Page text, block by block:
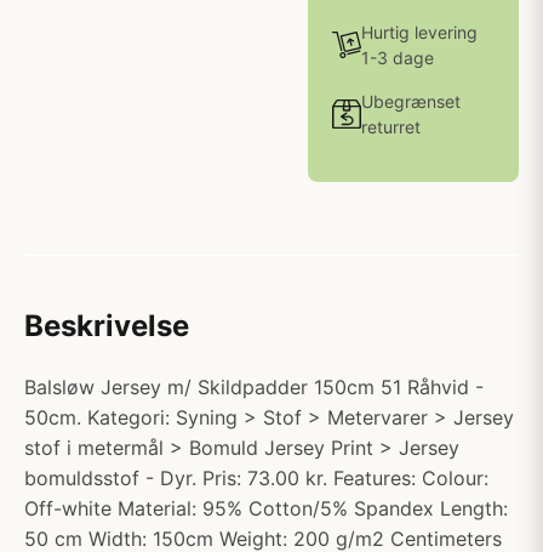
Hurtig levering
1-3 dage
Ubegrænset
returret
Beskrivelse
Balsløw Jersey m/ Skildpadder 150cm 51 Råhvid -
50cm. Kategori: Syning > Stof > Metervarer > Jersey
stof i metermål > Bomuld Jersey Print > Jersey
bomuldsstof - Dyr. Pris: 73.00 kr. Features: Colour:
Off-white Material: 95% Cotton/5% Spandex Length:
50 cm Width: 150cm Weight: 200 g/m2 Centimeters